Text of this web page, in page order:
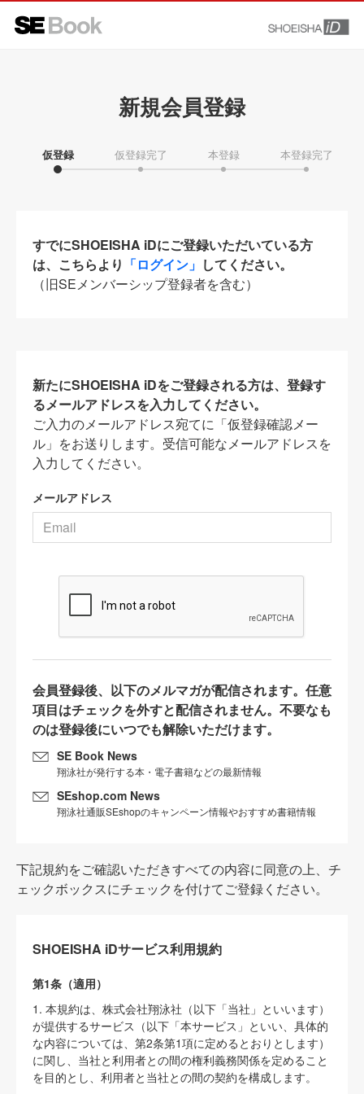
新規会員登録
仮登録 仮登録完了 本登録 本登録完了
すでにSHOEISHA iDにご登録いただいている方
は、こちらより 「ログイン」 してください。
（旧SEメンバーシップ登録者を含む）
新たにSHOEISHA iDをご登録される方は、登録す
るメールアドレスを入力してください。
ご入力のメールアドレス宛てに「仮登録確認メー
ル」をお送りします。受信可能なメールアドレスを
入力してください。
メールアドレス
会員登録後、以下のメルマガが配信されます。任意
項目はチェックを外すと配信されません。不要なも
のは登録後にいつでも解除いただけます。
SE Book News
翔泳社が発行する本・電子書籍などの最新情報
SEshop.com News
翔泳社通販SEshopのキャンペーン情報やおすすめ書籍情報
下記規約をご確認いただきすべての内容に同意の上、チ
ェックボックスにチェックを付けてご登録ください。
SHOEISHA iDサービス利用規約
第1条（適用）
1. 本規約は、株式会社翔泳社（以下「当社」といいます）
が提供するサービス（以下「本サービス」といい、具体的
な内容については、第2条第1項に定めるとおりとします）
に関し、当社と利用者との間の権利義務関係を定めること
を目的とし、利用者と当社との間の契約を構成します。